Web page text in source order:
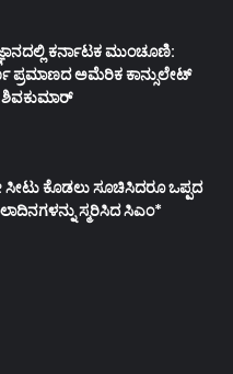
ಕರ್ನಾಟಕ ಮುಂಚೂಣಿ:
ಪ್ರಮಾಣದ ಅಮೆರಿಕ ಕಾನ್ಸುಲೇಟ್
ಸೀಟು ಕೊಡಲು ಸೂಚಿಸಿದರೂ ಒಪ್ಪದ
ಸ್ಮರಿಸಿದ ಸಿಎಂ*